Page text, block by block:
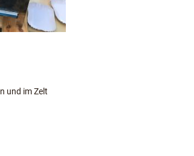
und im Zelt